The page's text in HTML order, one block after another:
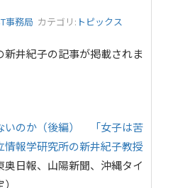
事務局 カテゴリ: トピックス
井紀子の記事が掲載されま
いのか（後編） 「女子は苦
報学研究所の新井紀子教授
奥日報、山陽新聞、沖縄タイ